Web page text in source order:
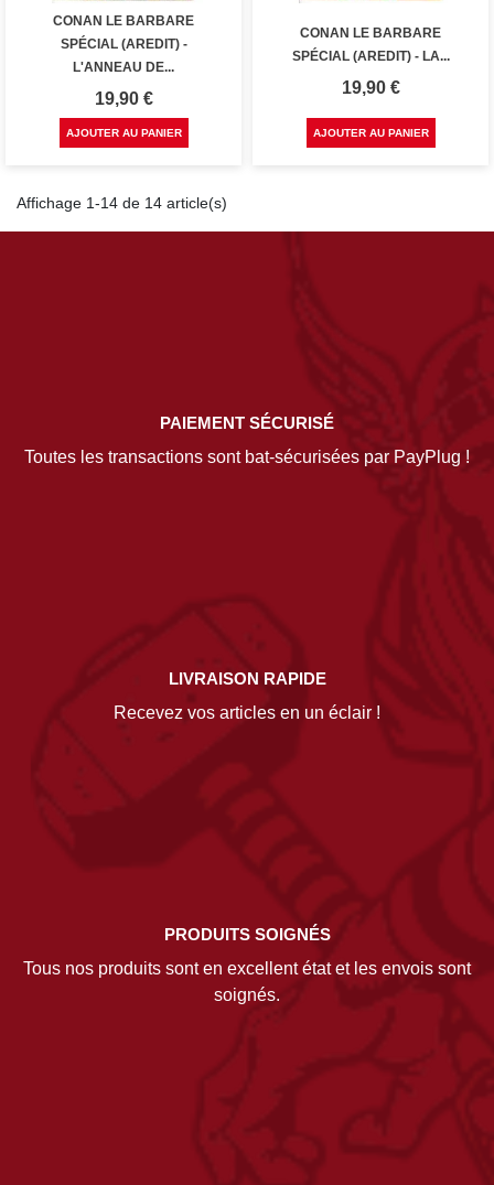
CONAN LE BARBARE
SPÉCIAL (AREDIT) -
L'ANNEAU DE...
Prix
19,90 €
AJOUTER AU PANIER
CONAN LE BARBARE
SPÉCIAL (AREDIT) - LA...
Prix
19,90 €
AJOUTER AU PANIER
Affichage 1-14 de 14 article(s)
PAIEMENT SÉCURISÉ
Toutes les transactions sont bat-sécurisées par PayPlug !
LIVRAISON RAPIDE
Recevez vos articles en un éclair !
PRODUITS SOIGNÉS
Tous nos produits sont en excellent état et les envois sont
soignés.